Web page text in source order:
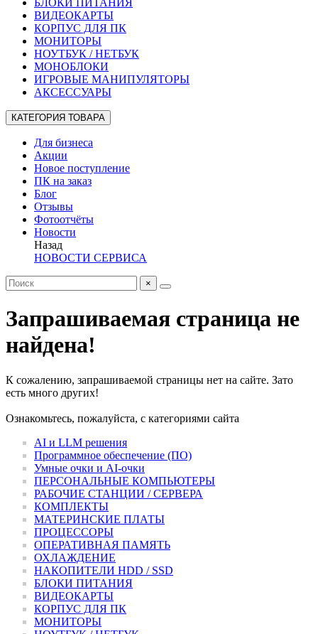
БЛОКИ ПИТАНИЯ
ВИДЕОКАРТЫ
КОРПУС ДЛЯ ПК
МОНИТОРЫ
НОУТБУК / НЕТБУК
МОНОБЛОКИ
ИГРОВЫЕ МАНИПУЛЯТОРЫ
АКСЕССУАРЫ
КАТЕГОРИЯ ТОВАРА
Для бизнеса
Акции
Новое поступление
ПК на заказ
Блог
Отзывы
Фотоотчёты
Новости
Назад
НОВОСТИ СЕРВИСА
×
Запрашиваемая страница не
найдена!
К сожалению, запрашиваемой страницы нет на сайте. Зато
есть много других!
Ознакомьтесь, пожалуйста, с категориями сайта
AI и LLM решения
Программное обеспечение (ПО)
Умные очки и AI-очки
ПЕРСОНАЛЬНЫЕ КОМПЬЮТЕРЫ
РАБОЧИЕ СТАНЦИИ / СЕРВЕРА
КОМПЛЕКТЫ
МАТЕРИНСКИЕ ПЛАТЫ
ПРОЦЕССОРЫ
ОПЕРАТИВНАЯ ПАМЯТЬ
ОХЛАЖДЕНИЕ
НАКОПИТЕЛИ HDD / SSD
БЛОКИ ПИТАНИЯ
ВИДЕОКАРТЫ
КОРПУС ДЛЯ ПК
МОНИТОРЫ